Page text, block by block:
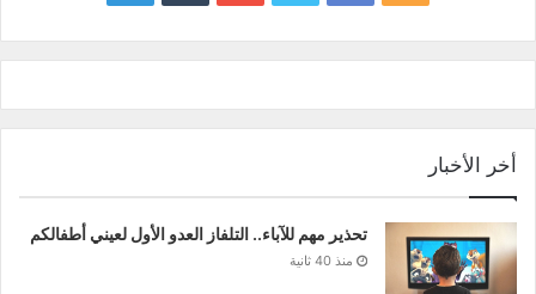
أخر الأخبار
تحذير مهم للآباء.. التلفاز العدو الأول لعيني أطفالكم
منذ 40 ثانية